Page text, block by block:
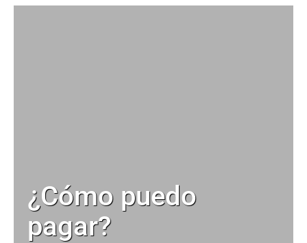
¿Cómo puedo
pagar?